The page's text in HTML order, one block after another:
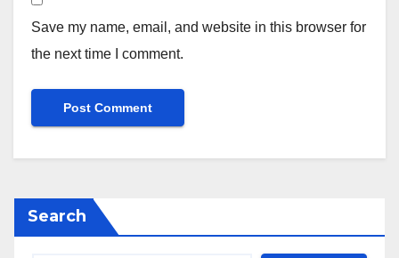
Save my name, email, and website in this browser for
the next time I comment.
Search